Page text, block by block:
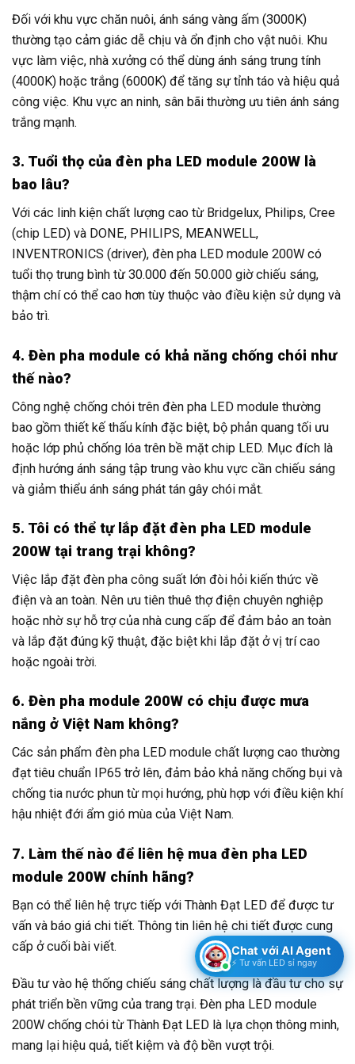
Đối với khu vực chăn nuôi, ánh sáng vàng ấm (3000K)
thường tạo cảm giác dễ chịu và ổn định cho vật nuôi. Khu
vực làm việc, nhà xưởng có thể dùng ánh sáng trung tính
(4000K) hoặc trắng (6000K) để tăng sự tỉnh táo và hiệu quả
công việc. Khu vực an ninh, sân bãi thường ưu tiên ánh sáng
trắng mạnh.
3. Tuổi thọ của đèn pha LED module 200W là
bao lâu?
Với các linh kiện chất lượng cao từ Bridgelux, Philips, Cree
(chip LED) và DONE, PHILIPS, MEANWELL,
INVENTRONICS (driver), đèn pha LED module 200W có
tuổi thọ trung bình từ 30.000 đến 50.000 giờ chiếu sáng,
thậm chí có thể cao hơn tùy thuộc vào điều kiện sử dụng và
bảo trì.
4. Đèn pha module có khả năng chống chói như
thế nào?
Công nghệ chống chói trên đèn pha LED module thường
bao gồm thiết kế thấu kính đặc biệt, bộ phản quang tối ưu
hoặc lớp phủ chống lóa trên bề mặt chip LED. Mục đích là
định hướng ánh sáng tập trung vào khu vực cần chiếu sáng
và giảm thiểu ánh sáng phát tán gây chói mắt.
5. Tôi có thể tự lắp đặt đèn pha LED module
200W tại trang trại không?
Việc lắp đặt đèn pha công suất lớn đòi hỏi kiến thức về
điện và an toàn. Nên ưu tiên thuê thợ điện chuyên nghiệp
hoặc nhờ sự hỗ trợ của nhà cung cấp để đảm bảo an toàn
và lắp đặt đúng kỹ thuật, đặc biệt khi lắp đặt ở vị trí cao
hoặc ngoài trời.
6. Đèn pha module 200W có chịu được mưa
nắng ở Việt Nam không?
Các sản phẩm đèn pha LED module chất lượng cao thường
đạt tiêu chuẩn IP65 trở lên, đảm bảo khả năng chống bụi và
chống tia nước phun từ mọi hướng, phù hợp với điều kiện khí
hậu nhiệt đới ẩm gió mùa của Việt Nam.
7. Làm thế nào để liên hệ mua đèn pha LED
module 200W chính hãng?
Bạn có thể liên hệ trực tiếp với Thành Đạt LED để được tư
vấn và báo giá chi tiết. Thông tin liên hệ chi tiết được cung
cấp ở cuối bài viết.
Đầu tư vào hệ thống chiếu sáng chất lượng là đầu tư cho sự
phát triển bền vững của trang trại. Đèn pha LED module
200W chống chói từ Thành Đạt LED là lựa chọn thông minh,
mang lại hiệu quả, tiết kiệm và độ bền vượt trội.
Chat với AI Agent
⚡ Tư vấn LED sỉ ngay